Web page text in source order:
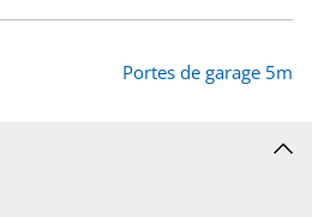
Portes de garage 5m